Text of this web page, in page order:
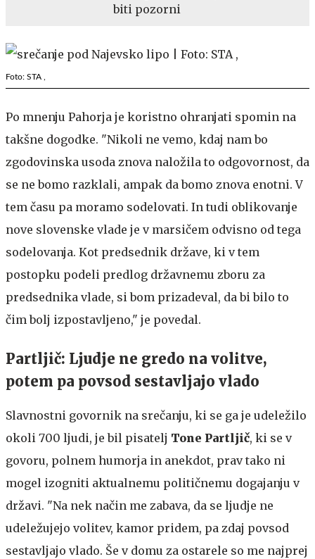
biti pozorni
Foto: STA ,
Po mnenju Pahorja je koristno ohranjati spomin na
takšne dogodke. "Nikoli ne vemo, kdaj nam bo
zgodovinska usoda znova naložila to odgovornost, da
se ne bomo razklali, ampak da bomo znova enotni. V
tem času pa moramo sodelovati. In tudi oblikovanje
nove slovenske vlade je v marsičem odvisno od tega
sodelovanja. Kot predsednik države, ki v tem
postopku podeli predlog državnemu zboru za
predsednika vlade, si bom prizadeval, da bi bilo to
čim bolj izpostavljeno," je povedal.
Partljič: Ljudje ne gredo na volitve,
potem pa povsod sestavljajo vlado
Slavnostni govornik na srečanju, ki se ga je udeležilo
okoli 700 ljudi, je bil pisatelj Tone Partljič, ki se v
govoru, polnem humorja in anekdot, prav tako ni
mogel izogniti aktualnemu političnemu dogajanju v
državi. "Na nek način me zabava, da se ljudje ne
udeležujejo volitev, kamor pridem, pa zdaj povsod
sestavljajo vlado. Še v domu za ostarele so me najprej